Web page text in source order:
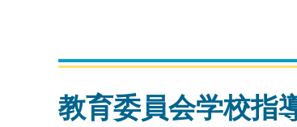
教育委員会学校指